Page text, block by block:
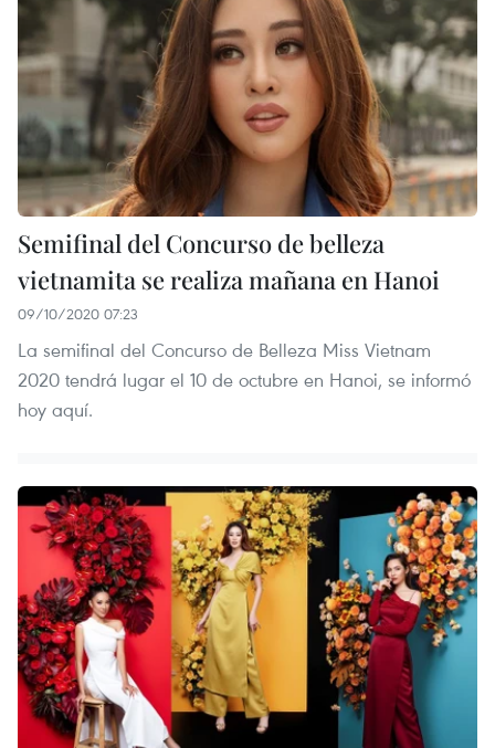
Semifinal del Concurso de belleza
vietnamita se realiza mañana en Hanoi
09/10/2020 07:23
La semifinal del Concurso de Belleza Miss Vietnam
2020 tendrá lugar el 10 de octubre en Hanoi, se informó
hoy aquí.